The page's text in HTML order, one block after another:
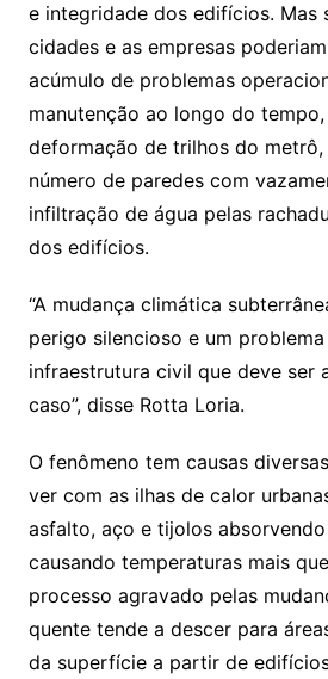
e integridade dos edifícios. Mas
cidades e as empresas
acúmulo de problemas
manutenção ao longo do
deformação de trilhos do
número de paredes com
infiltração de água pelas
dos edifícios.
“A mudança climática
perigo silencioso e um
infraestrutura civil que deve ser
caso”, disse Rotta Loria.
O fenômeno tem causas
ver com as ilhas de calor
asfalto, aço e tijolos
causando temperaturas mais
processo agravado pelas
quente tende a descer para
da superfície a partir de